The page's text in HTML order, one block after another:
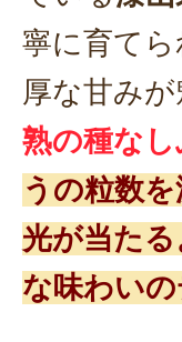
寧に育て
厚な甘み
熟の種なし
うの粒数
光が当た
な味わい